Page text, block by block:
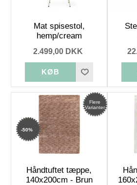
Mat spisestol,
hemp/cream
2.499,00 DKK
-50%
Flere
Varianter
Håndtuftet tæppe,
140x200cm - Brun